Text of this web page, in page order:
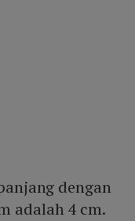
dengan
adalah 4 cm.